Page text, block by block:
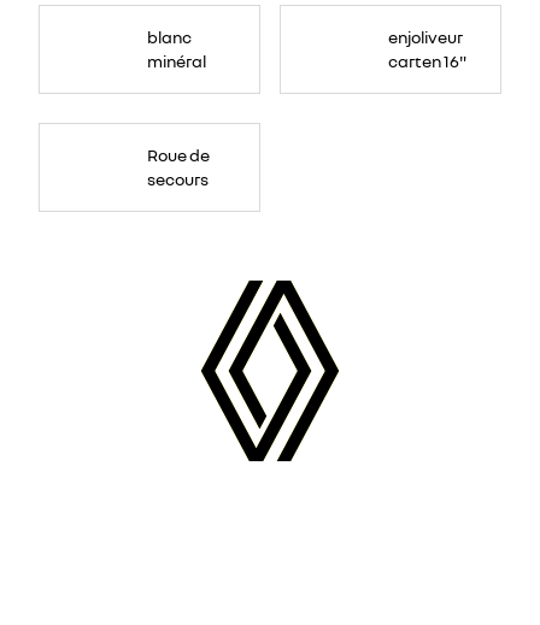
blanc
minéral
enjoliveur
carten 16"
Roue de
secours